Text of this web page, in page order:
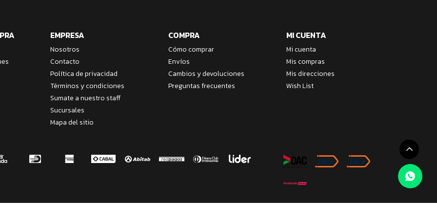
EMPRESA
Nosotros
Contacto
Política de privacidad
Términos y condiciones
Sumate a nuestro staff
Sucursales
Mapa del sitio
COMPRA
Cómo comprar
Envíos
Cambios y devoluciones
Preguntas frecuentes
MI CUENTA
Mi cuenta
Mis compras
Mis direcciones
Wish List